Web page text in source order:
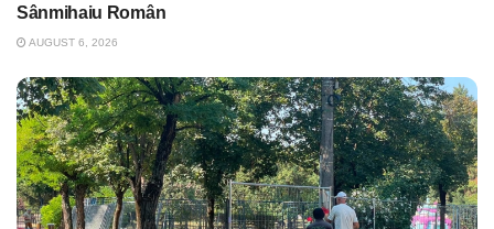
Sânmihaiu Român
AUGUST 6, 2026